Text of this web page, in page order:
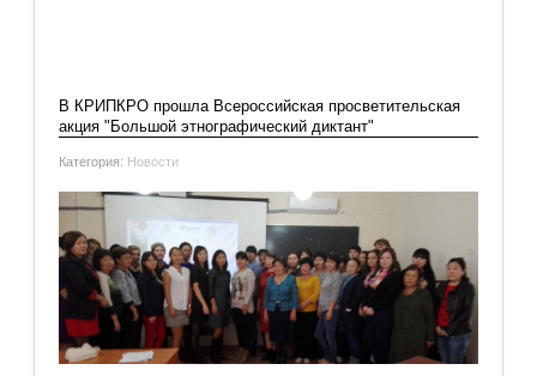
В КРИПКРО прошла Всероссийская просветительская
акция "Большой этнографический диктант"
Категория: Новости